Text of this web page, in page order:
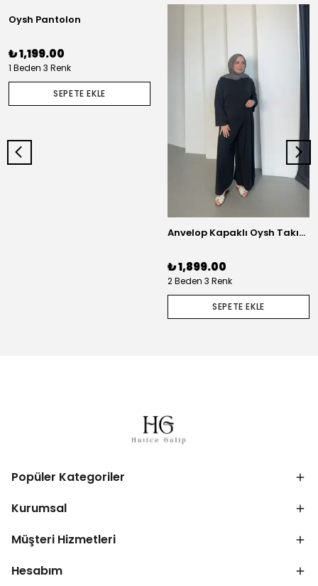
Oysh Pantolon
₺ 1,199.00
1 Beden 3 Renk
SEPETE EKLE
Anvelop Kapaklı Oysh Takım - Antrasit
₺ 1,899.00
2 Beden 3 Renk
SEPETE EKLE
Popüler Kategoriler
Kurumsal
Müşteri Hizmetleri
Hesabım